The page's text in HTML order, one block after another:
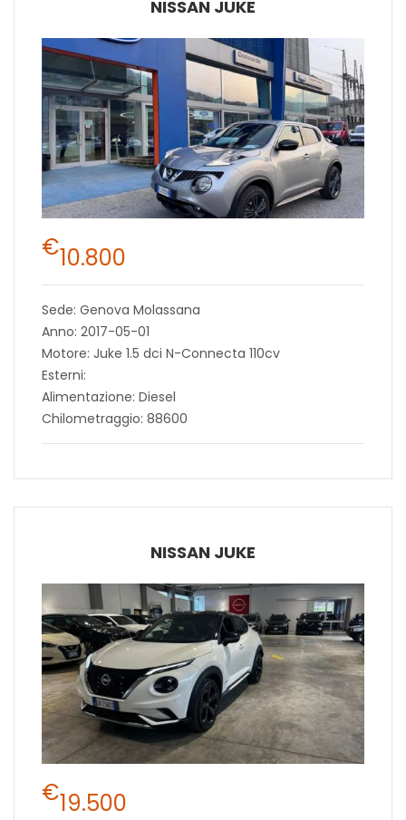
NISSAN JUKE
€10.800
Sede: Genova Molassana
Anno: 2017-05-01
Motore: Juke 1.5 dci N-Connecta 110cv
Esterni:
Alimentazione: Diesel
Chilometraggio: 88600
NISSAN JUKE
€19.500